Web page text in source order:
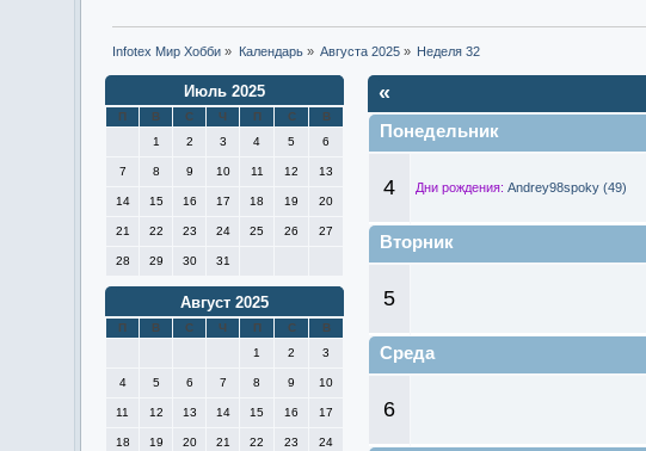
Infotex Мир Хобби » Календарь» Августа 2025 » Неделя 32
Июль 2025
П В С Ч П С
В
1
2 3 4 5 6
7 8 9 10 11 12 13
14 15 16 17 18 19 20
21 22 23 24 25 26 27
28 29 30 31
Август 2025
П В С Ч П С
В
1
2 3
4 5 6 7 8 9 10
11 12 13 14 15 16 17
18 19 20 21 22 23 24
«
Понедельник
4 Дни рождения: Andrey98spoky (49)
Вторник
5
Среда
6